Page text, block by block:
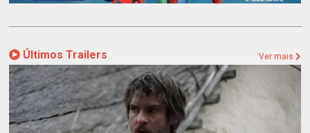
Últimos Trailers Ver mais